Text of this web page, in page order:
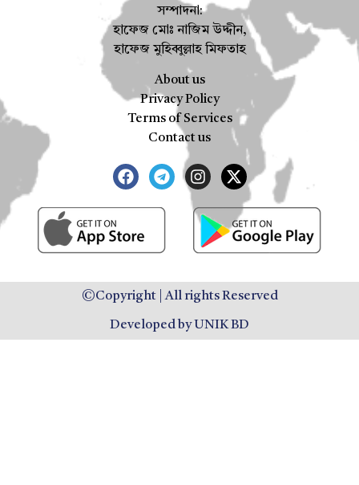
সম্পাদনা:
হাফেজ মোঃ নাজিম উদ্দীন,
হাফেজ মুহিব্বুল্লাহ মিফতাহ
About us
Privacy Policy
Terms of Services
Contact us
©Copyright | All rights Reserved
Developed by UNIK BD